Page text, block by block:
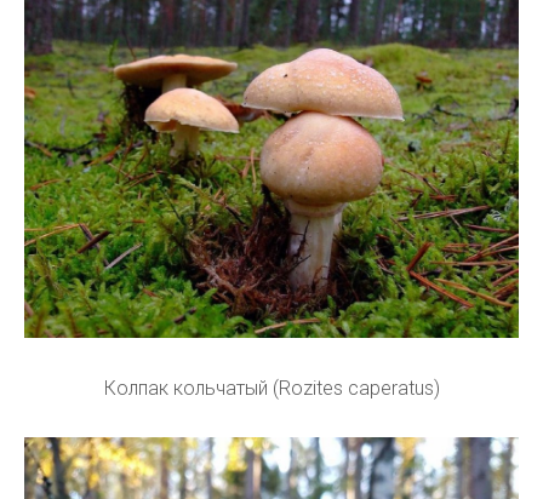
Колпак кольчатый (Rozites caperatus)